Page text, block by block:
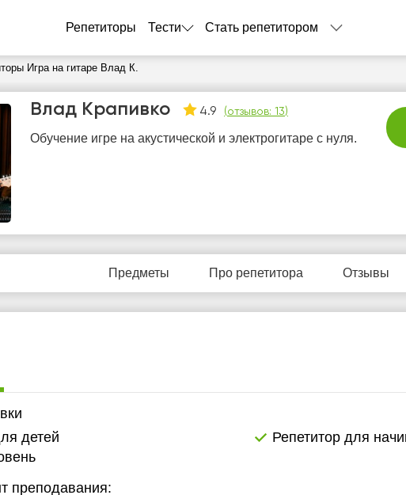
Репетиторы Тести Стать репетитором
Игра на гитаре Влад К.
Влад Крапивко 4.9 (отзывов: 13)
Обучение игре на акустической и электрогитаре с нуля.
Предметы Про репетитора Отзывы
детей
Репетитор для
преподавания:
8
9
10
11
13:00 13:00
Нет
свободных
Нет
свободных